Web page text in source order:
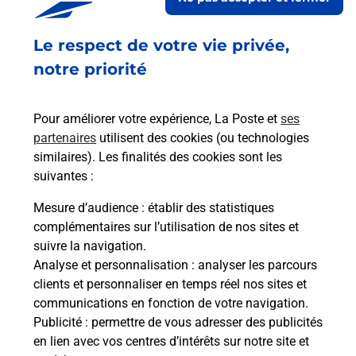
Le respect de votre vie privée,
notre priorité
Pour améliorer votre expérience, La Poste et ses
partenaires utilisent des cookies (ou technologies
similaires). Les finalités des cookies sont les
suivantes :
Mesure d’audience : établir des statistiques
complémentaires sur l’utilisation de nos sites et
suivre la navigation.
Analyse et personnalisation : analyser les parcours
clients et personnaliser en temps réel nos sites et
communications en fonction de votre navigation.
Publicité : permettre de vous adresser des publicités
en lien avec vos centres d’intérêts sur notre site et
En savoir plus
Comment retourner un colis acheté
Comment envoyer un colis ou faire un
retour chez un e-commerçant sans se
déplacer ?
Envoyer un petit colis au meilleur
prix ?